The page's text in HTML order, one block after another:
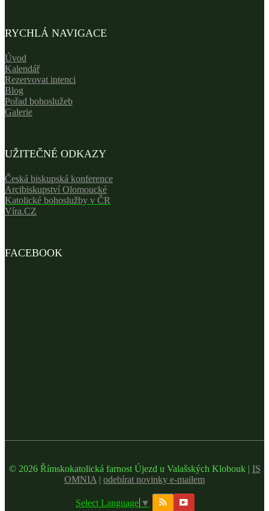
RYCHLÁ NAVIGACE
Úvod
Kalendář
Rezervovat intenci
Blog
Pořad bohoslužeb
Galerie
UŽITEČNÉ ODKAZY
Česká biskupská konference
Arcibiskupství Olomoucké
Katolické bohoslužby v ČR
Víra.CZ
FACEBOOK
© 2026 Římskokatolická farnost Újezd u Valašských Klobouk | IS
OMNIA | odebírat novinky e-mailem
Select Language ▼